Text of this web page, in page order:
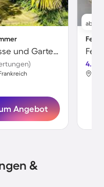
Ferienhaus mit Grill, Terrasse und Garten | Stadtblick
Angebot
ab
4.8
&